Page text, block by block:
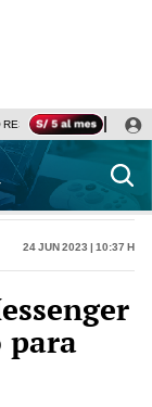
RESULTADOS HOY
24 Jun 2023 | 10:37 h
para